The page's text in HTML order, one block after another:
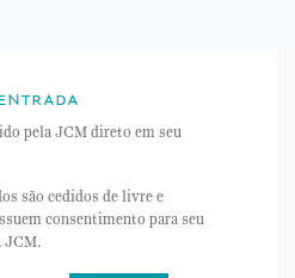
pela JCM direto em seu
são cedidos de livre e
consentimento para seu
JCM.